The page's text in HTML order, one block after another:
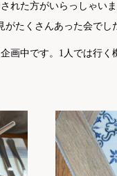
れた方がいらっしゃい
たくさんあった会でし
画中です。1人では行